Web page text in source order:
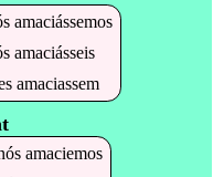
amaciássemos
amaciásseis
amaciassem
amaciemos